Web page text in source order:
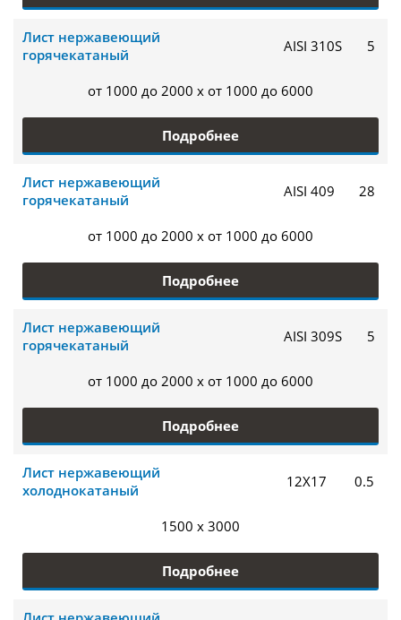
Лист нержавеющий
горячекатаный
AISI 310S 5
от 1000 до 2000 x от 1000 до 6000
Подробнее
Лист нержавеющий
горячекатаный
AISI 409 28
от 1000 до 2000 x от 1000 до 6000
Подробнее
Лист нержавеющий
горячекатаный
AISI 309S 5
от 1000 до 2000 x от 1000 до 6000
Подробнее
Лист нержавеющий
холоднокатаный
12Х17 0.5
1500 x 3000
Подробнее